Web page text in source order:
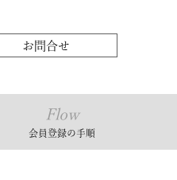
お問合せ
Flow
会員登録の⼿順